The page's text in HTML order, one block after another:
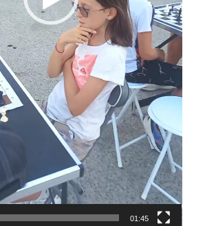
01:45